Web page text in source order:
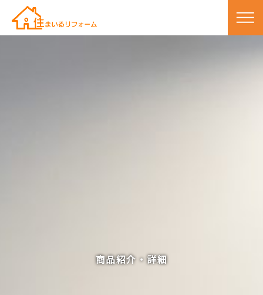
商品紹介・詳細